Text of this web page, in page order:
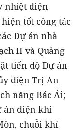
nhiệt điện
tốt công tác
Dự án nhà
II và Quảng
tiến độ Dự án
điện Trị An
năng Bác Ái;
án điện khí
chuỗi khí